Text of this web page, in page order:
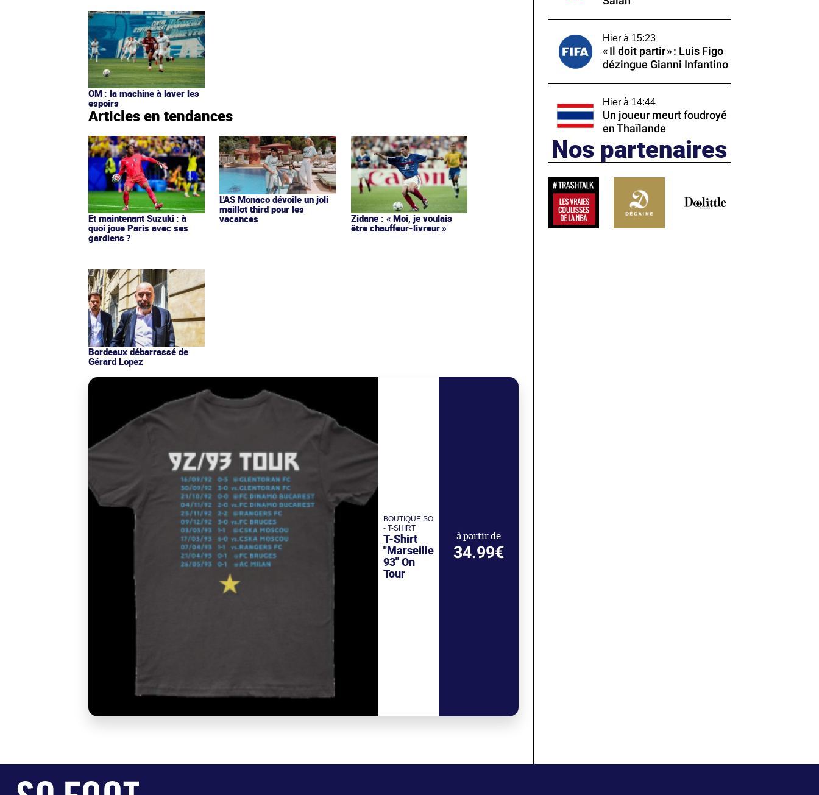
OM : la machine à laver les
espoirs
Articles en tendances
Et maintenant Suzuki : à
quoi joue Paris avec ses
gardiens ?
L'AS Monaco dévoile un joli
maillot third pour les
vacances
Zidane : « Moi, je voulais
être chauffeur-livreur »
Bordeaux débarrassé de
Gérard Lopez
BOUTIQUE SO
- T-SHIRT
T-Shirt
"Marseille
93" On
Tour
à partir de
34.99€
Hier à 15:23
« Il doit partir » : Luis Figo
dézingue Gianni Infantino
Hier à 14:44
Un joueur meurt foudroyé
en Thaïlande
Nos partenaires